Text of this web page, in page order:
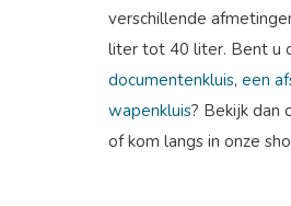
verschillende
liter tot 40 liter. Bent u
documentenkluis,een
wapenkluis? Bekijk dan
of kom langs in onze